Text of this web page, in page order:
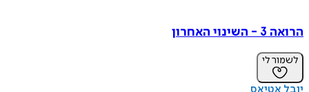
האחרון
לי